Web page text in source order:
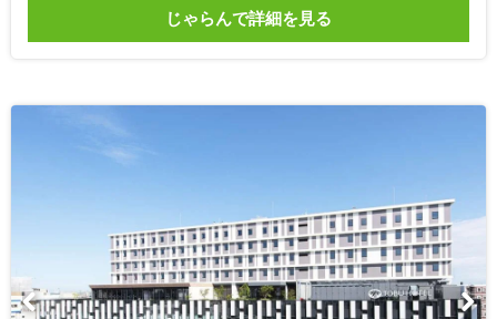
じゃらんで詳細を見る